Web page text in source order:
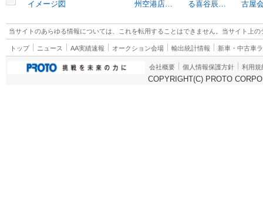
イメージ図
州空港店…
る喜谷辰…
古屋
当サイトのあらゆる情報については、これを転用することはできません。当サイト上
トップ ニュース AA実績速報 オークション会場 輸出統計情報 新車・中古車
会社概要 個人情報保護方針 利用規
COPYRIGHT(C) PROTO